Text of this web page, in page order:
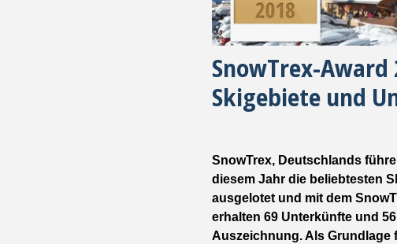
SnowTrex-
Skigebiete und
SnowTrex, Deutschlands
diesem Jahr die beliebtesten
ausgelotet und mit dem
erhalten 69 Unterkünfte und
Auszeichnung. Als Grundlage